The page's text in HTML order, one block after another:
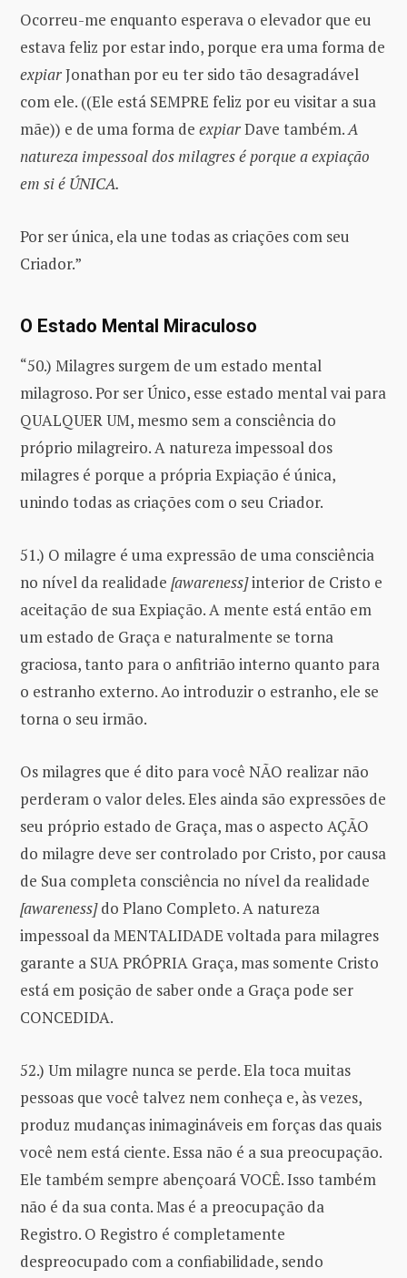
Ocorreu-me enquanto esperava o elevador que eu
estava feliz por estar indo, porque era uma forma de
expiarJonathan por eu ter sido tão desagradável
com ele. ((Ele está SEMPRE feliz por eu visitar a sua
mãe)) e de uma forma de expiarDave também.A
natureza impessoal dos milagres é porque a expiação
em si é ÚNICA.
Por ser única, ela une todas as criações com seu
Criador.”
O Estado Mental Miraculoso
“50.) Milagres surgem de um estado mental
milagroso. Por ser Único, esse estado mental vai para
QUALQUER UM, mesmo sem a consciência do
próprio milagreiro. A natureza impessoal dos
milagres é porque a própria Expiação é única,
unindo todas as criações com o seu Criador.
51.) O milagre é uma expressão de uma consciência
no nível da realidade [awareness]interior de Cristo e
aceitação de sua Expiação. A mente está então em
um estado de Graça e naturalmente se torna
graciosa, tanto para o anfitrião interno quanto para
o estranho externo. Ao introduzir o estranho, ele se
torna o seu irmão.
Os milagres que é dito para você NÃO realizar não
perderam o valor deles. Eles ainda são expressões de
seu próprio estado de Graça, mas o aspecto AÇÃO
do milagre deve ser controlado por Cristo, por causa
de Sua completa consciência no nível da realidade
[awareness]do Plano Completo. A natureza
impessoal da MENTALIDADE voltada para milagres
garante a SUA PRÓPRIA Graça, mas somente Cristo
está em posição de saber onde a Graça pode ser
CONCEDIDA.
52.) Um milagre nunca se perde. Ela toca muitas
pessoas que você talvez nem conheça e, às vezes,
produz mudanças inimagináveis ​​em forças das quais
você nem está ciente. Essa não é a sua preocupação.
Ele também sempre abençoará VOCÊ. Isso também
não é da sua conta. Mas é a preocupação da
Registro. O Registro é completamente
despreocupado com a confiabilidade, sendo